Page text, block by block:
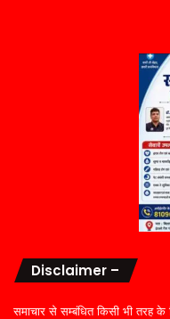
Disclaimer –
समाचार से सम्बंधित किसी भी तरह